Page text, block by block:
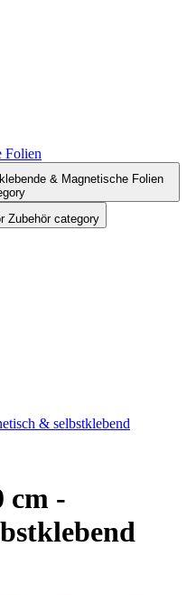
Folien
& Magnetische Folien
Zubehör category
& selbstklebend
cm -